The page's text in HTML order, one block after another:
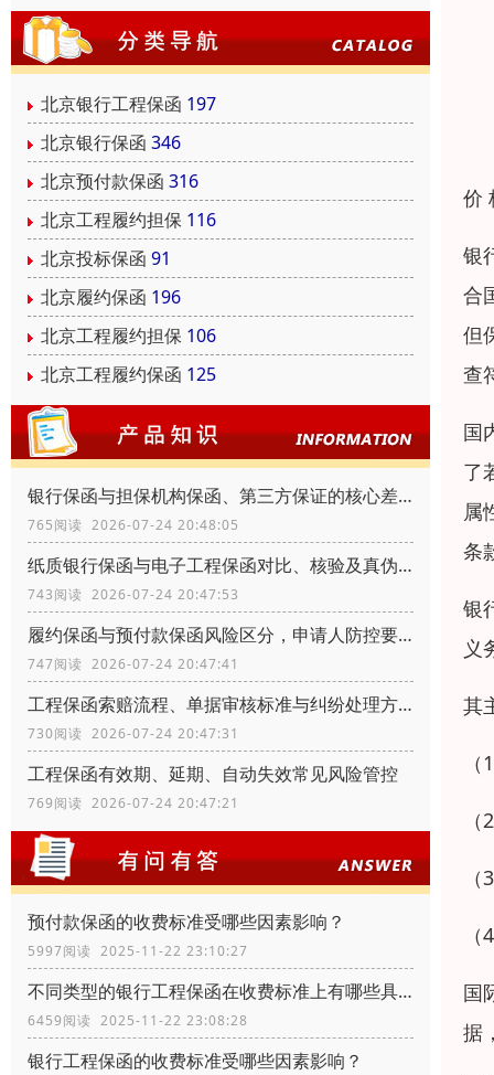
北京银行工程保函 197
北京银行保函 346
北京预付款保函 316
北京工程履约担保 116
北京投标保函 91
北京履约保函 196
北京工程履约担保 106
北京工程履约保函 125
银行保函与担保机构保函、第三方保证的核心差异
765阅读 2026-07-24 20:48:05
纸质银行保函与电子工程保函对比、核验及真伪辨别
743阅读 2026-07-24 20:47:53
履约保函与预付款保函风险区分，申请人防控要点
747阅读 2026-07-24 20:47:41
工程保函索赔流程、单据审核标准与纠纷处理方式
730阅读 2026-07-24 20:47:31
工程保函有效期、延期、自动失效常见风险管控
769阅读 2026-07-24 20:47:21
预付款保函的收费标准受哪些因素影响？
5997阅读 2025-11-22 23:10:27
不同类型的银行工程保函在收费标准上有哪些具体差异？
6459阅读 2025-11-22 23:08:28
银行工程保函的收费标准受哪些因素影响？
价
银
合
但
查
国
了
属
条
银
义
其
国
据